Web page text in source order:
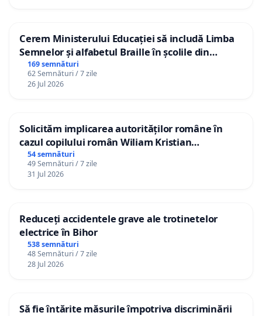
Cerem Ministerului Educației să includă Limba
Semnelor și alfabetul Braille în școlile din
Republica Moldova!
169 semnături
62 Semnături / 7 zile
26 Jul 2026
Solicităm implicarea autorităților române în
cazul copilului român Wiliam Kristian
Gheorghe, aflat în plasament în Danemarca de
12 ani
54 semnături
49 Semnături / 7 zile
31 Jul 2026
Reduceți accidentele grave ale trotinetelor
electrice în Bihor
538 semnături
48 Semnături / 7 zile
28 Jul 2026
Să fie întărite măsurile împotriva discriminării